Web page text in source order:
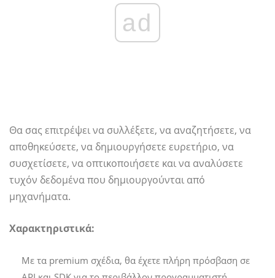
ad
Θα σας επιτρέψει να συλλέξετε, να αναζητήσετε, να
αποθηκεύσετε, να δημιουργήσετε ευρετήριο, να
συσχετίσετε, να οπτικοποιήσετε και να αναλύσετε
τυχόν δεδομένα που δημιουργούνται από
μηχανήματα.
Χαρακτηριστικά:
Με τα premium σχέδια, θα έχετε πλήρη πρόσβαση σε